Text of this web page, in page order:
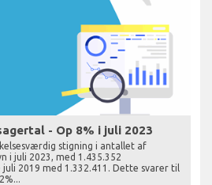
- Op 8% i juli 2023
stigning i antallet af
i juli 2023, med 1.435.352
juli 2019 med 1.332.411. Dette svarer til